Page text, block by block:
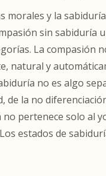
morales y la
sin sabiduría
La compasión
natural y
no es algo
de la no
pertenece solo al
estados de